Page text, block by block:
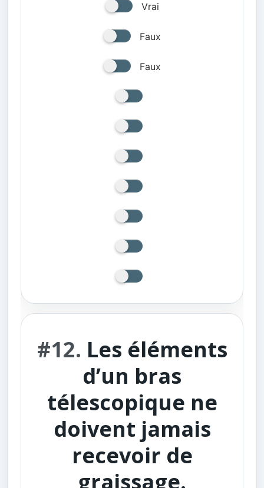
Vrai
Faux
Faux
#12. Les éléments
d’un bras
télescopique ne
doivent jamais
recevoir de
graissage.